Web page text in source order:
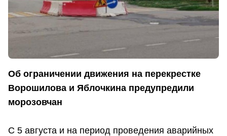
Об ограничении движения на перекрестке
Ворошилова и Яблочкина предупредили
морозовчан
С 5 августа и на период проведения аварийных